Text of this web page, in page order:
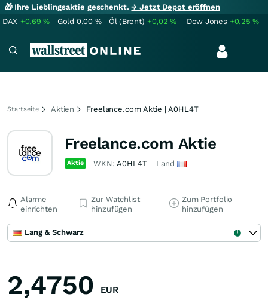
🎁 Ihre Lieblingsaktie geschenkt.→ Jetzt Depot eröffnen
DAX +0,69% Gold 0,00 % Öl (Brent) +0,02% Dow Jones +0,25%
Startseite Aktien Freelance.com Aktie | A0HL4T
Freelance.com Aktie
Aktie WKN:A0HL4T Land
Alarme
einrichten
Zur Watchlist
hinzufügen
Zum Portfolio
hinzufügen
Lang & Schwarz
2,4750 EUR